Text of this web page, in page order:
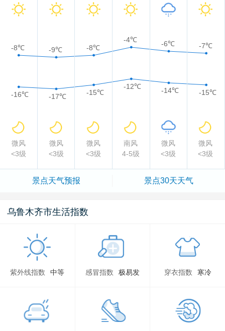
-8℃ -9℃ -8℃
-4℃ -6℃ -7℃
-16℃ -17℃ -15℃
-12℃ -14℃ -15℃
微风 微风 微风 南风 微风
微风
<3级
<3级 <3级 4-5级 <3级 <3级
景点天气预报 景点30天天气
乌鲁木齐市生活指数
紫外线指数 中等 感冒指数 极易发 穿衣指数 寒冷